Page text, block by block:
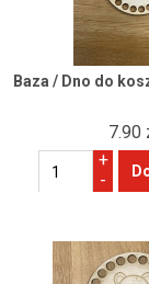
Baza / Dno do
7.90
+
-